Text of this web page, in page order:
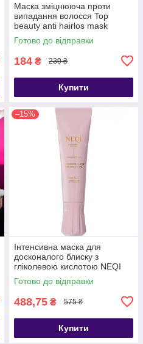
Маска зміцнююча проти
випадання волосся Top
beauty anti hairlos mask
300мл
Готово до відправки
184 ₴ 230 ₴
Купити
–15%
Інтенсивна маска для
досконалого блиску з
гліколевою кислотою NEQI
Treatment Treasure Gloss
Glaze 100ml
Готово до відправки
488,75 ₴ 575 ₴
Купити